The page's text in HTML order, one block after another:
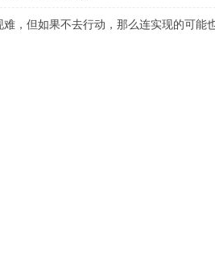
，但如果不去行动，那么连实现的可能